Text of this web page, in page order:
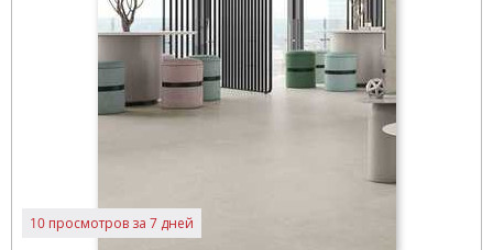
10 просмотров за 7 дней